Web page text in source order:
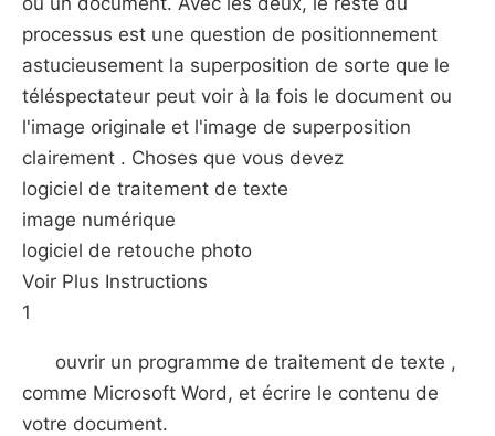
processus est une question de positionnement
astucieusement la superposition de sorte que le
téléspectateur peut voir à la fois le document ou
l'image originale et l'image de superposition
clairement . Choses que vous devez
logiciel de traitement de texte
image numérique
logiciel de retouche photo
Voir Plus Instructions
1
ouvrir un programme de traitement de texte ,
comme Microsoft Word, et écrire le contenu de
votre document.